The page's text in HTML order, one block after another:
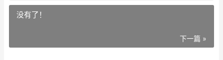
没有了！
下一篇 »